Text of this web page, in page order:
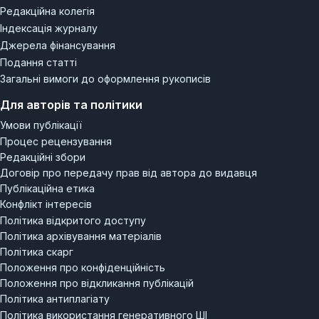
модель споживання та споживацької поведінки. Таким
чином, нами досліджені індивідууми, що споживають
твори мистецтва, які в свою чергу є продуктами,
представленими у виставкових залах, й нами досліджено
ситуації споживання творів мистецтва, які споживаються
шляхом символічного привласнення у виставкових
експозиціях
Редакційна колегія
Індексація журналу
Джерела фінансування
Подання статті
Загальні вимоги до оформлення рукописів
Для авторів та політики
Умови публікації
Процес рецензування
Редакційні збори
Договір про передачу прав від автора до видавця
Публікаційна етика
Конфлікт інтересів
Політика відкритого доступу
Політика архівування матеріалів
Політика скарг
Положення про конфіденційність
Положення про відкликання публікацій
Політика антиплагіату
Політика використання генеративного ШІ